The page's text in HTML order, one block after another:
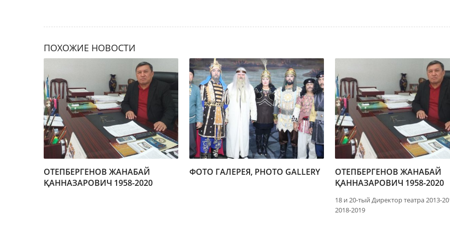
ПОХОЖИЕ НОВОСТИ
ОТЕПБЕРГЕНОВ ЖАНАБАЙ
ҚАННАЗАРОВИЧ 1958-2020
ФОТО ГАЛЕРЕЯ, PHOTO GALLERY
ОТЕПБЕРГЕНОВ ЖАНАБАЙ
ҚАННАЗАРОВИЧ 1958-2020
18 и 20-тый Директор театра 2013-
2018-2019